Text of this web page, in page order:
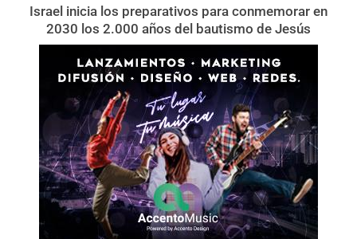
Israel inicia los preparativos para conmemorar en
2030 los 2.000 años del bautismo de Jesús